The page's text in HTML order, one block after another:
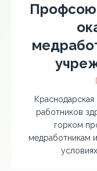
работников
горком
медработникам